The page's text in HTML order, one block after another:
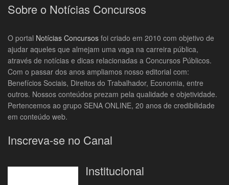
Sobre o Notícias Concursos
O portal Notícias Concursos foi criado em 2010 com objetivo de
ajudar aqueles que almejam uma vaga na carreira pública,
através de notícias e dicas relacionadas a Concursos Públicos.
Com o passar dos anos ampliamos nosso editorial com:
Benefícios Sociais, Direitos do Trabalhador, Economia, entre
outros. Nossos conteúdos prezam pela qualidade e objetividade.
Pertencemos ao grupo SENA ONLINE, 20 anos de credibilidade
em conteúdo web.
Inscreva-se no Canal
Institucional